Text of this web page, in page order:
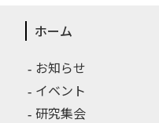
ホーム
お知らせ
イベント
研究集会